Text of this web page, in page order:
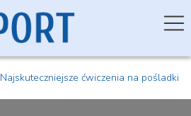
Najskuteczniejsze ćwiczenia na pośladki